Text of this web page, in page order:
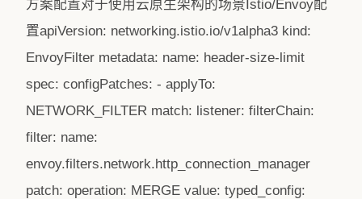
方案配置对于使用云原生架构的场景Istio/Envoy配
置apiVersion: networking.istio.io/v1alpha3 kind:
EnvoyFilter metadata: name: header-size-limit
spec: configPatches: - applyTo:
NETWORK_FILTER match: listener: filterChain:
filter: name:
envoy.filters.network.http_connection_manager
patch: operation: MERGE value: typed_config: